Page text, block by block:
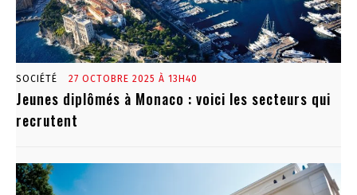
SOCIÉTÉ 27 OCTOBRE 2025 À 13H40
Jeunes diplômés à Monaco : voici les secteurs qui
recrutent